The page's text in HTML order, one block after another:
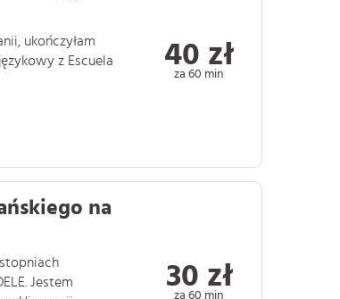
ukończyłam
z Escuela
40 zł
za 60 min
na
Jestem
30 zł
za 60 min